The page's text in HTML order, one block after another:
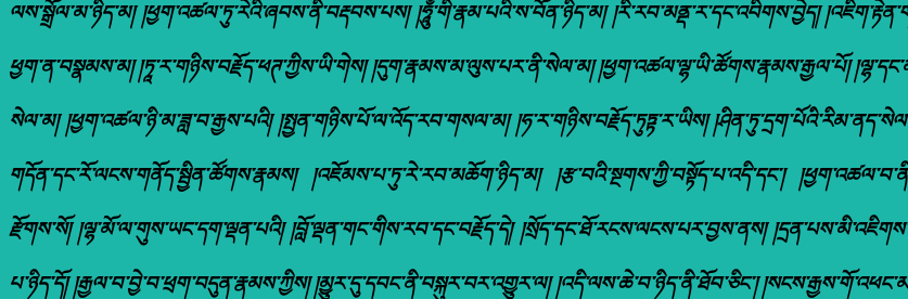
ལས་སྒྲོལ་མ་ཉིད་མ། །ཕྱག་འཚལ་ཏུ་རེའི་ཞབས་ནི་བརྡབས་པས། །ཧཱུྂ་གི་རྣམ་པའི་ས་བོན་ཉིད་མ། །རི་རབ་མནྡ་ར་དང་འབིགས་བྱེད།
ཕྱག་ན་བསྣམས་མ། །ཏཱ་ར་གཉིས་བརྗོད་ཕཊ་ཀྱིས་ཡི་གེས། །དུག་རྣམས་མ་ལུས་པར་ནི་སེལ་མ། །ཕྱག་འཚལ་ལྷ་ཡི་ཚོགས་རྣམས་རྒྱལ་པོ།
སེལ་མ། །ཕྱག་འཚལ་ཉི་མ་ཟླ་བ་རྒྱས་པའི། །སྤྱན་གཉིས་པོ་ལ་འོད་རབ་གསལ་མ། །ཧ་ར་གཉིས་བརྗོད་ཏུཏྟ་ར་ཡིས།
གདོན་དང་རོ་ལངས་གནོད་སྦྱིན་ཚོགས་རྣམས། །འཇོམས་པ་ཏུ་རེ་རབ་མཆོག་ཉིད་མ། །རྩ་བའི་སྔགས་ཀྱི་བསྟོད་པ་འདི་དང་།
རྫོགས་སོ། །ལྷ་མོ་ལ་གུས་ཡང་དག་ལྡན་པའི། །བློ་ལྡན་གང་གིས་རབ་དང་བརྗོད་དེ། །སྲོད་དང་ཐོ་རངས་ལངས་པར་བྱས་ནས།
པ་ཉིད་དོ། །རྒྱལ་བ་བྱེ་བ་ཕྲག་བདུན་རྣམས་ཀྱིས། །མྱུར་དུ་དབང་ནི་བསྐུར་བར་འགྱུར་ལ། །འདི་ལས་ཆེ་བ་ཉིད་ནི་ཐོབ་ཅིང་།